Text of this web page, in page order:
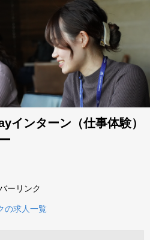
インターン（仕事体験）
ーリンク
の求人一覧